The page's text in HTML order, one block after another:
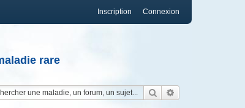
Connexion
Inscription
rare
Rechercher